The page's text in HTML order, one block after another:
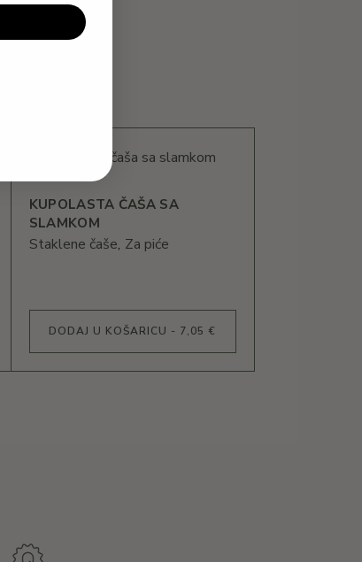
KUPOLASTA ČAŠA SA
SLAMKOM
Staklene čaše Za piće
DODAJ U KOŠARICU - 7,05 €